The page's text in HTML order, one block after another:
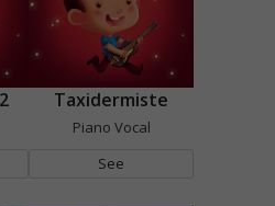
Taxidermiste
Piano Vocal
See